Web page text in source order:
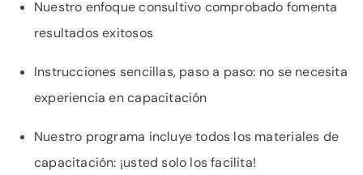
Nuestro enfoque consultivo comprobado fomenta
resultados exitosos
Instrucciones sencillas, paso a paso: no se necesita
experiencia en capacitación
Nuestro programa incluye todos los materiales de
capacitación: ¡usted solo los facilita!